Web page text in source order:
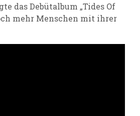
das Debütalbum „Tides Of
mehr Menschen mit ihrer